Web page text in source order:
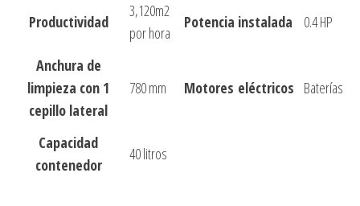
Productividad
3,120m2
por hora
Potencia instalada 0.4 HP
Anchura de
limpieza con 1
cepillo lateral
780 mm Motores eléctricos Baterías
Capacidad
contenedor
40 litros